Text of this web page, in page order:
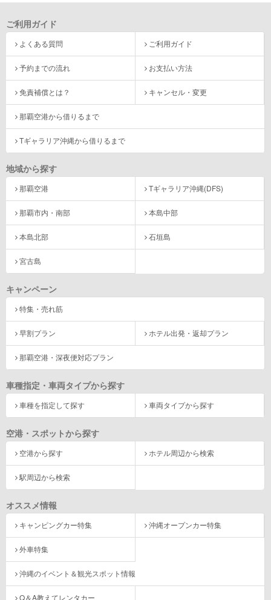
ご利用ガイド
よくある質問 ご利用ガイド
予約までの流れ お支払い方法
免責補償とは？ キャンセル・変更
那覇空港から借りるまで
Tギャラリア沖縄から借りるまで
地域から探す
那覇空港 Tギャラリア沖縄(DFS)
那覇市内・南部 本島中部
本島北部 石垣島
宮古島
キャンペーン
特集・売れ筋
早割プラン ホテル出発・返却プラン
那覇空港・深夜便対応プラン
車種指定・車両タイプから探す
車種を指定して探す 車両タイプから探す
空港・スポットから探す
空港から探す ホテル周辺から検索
駅周辺から検索
オススメ情報
キャンピングカー特集 沖縄オープンカー特集
外車特集
沖縄のイベント＆観光スポット情報
Q＆A教えてレンタカー